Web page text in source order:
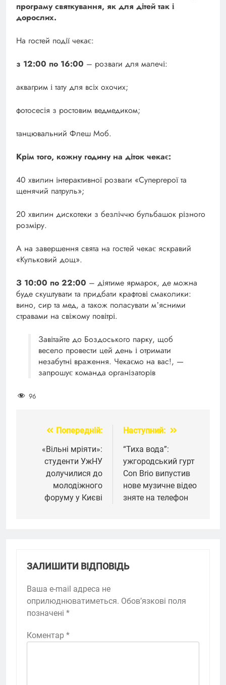
програму святкування, як для дітей так і
дорослих.
На гостей події чекає:
з 12:00 по 16:00 – розваги для малечі:
аквагрим і тату для всіх охочих;
фотосесія з ростовим ведмедиком;
танцювальний Флеш Моб.
Крім того, кожну годину на діток чекає:
40 хвилин інтерактивної розваги «Супергерої та
щенячий патруль»;
20 хвилин дискотеки з безліччю бульбашок різного
розміру.
А на завершення свята на гостей чекає яскравий
«Кульковий дощ».
З 10:00 по 22:00 – діятиме ярмарок, де можна
буде скуштувати та придбати крафтові смаколики:
вино, сир та мед, а також поласувати мʼясними
стравами на свіжому повітрі.
Завітайте до Боздоського парку, щоб
весело провести цей день і отримати
незабутні враження. Чекаємо на вас!, —
запрошує команда організаторів
96
Навігація
записів
Попередній:
«Вільні мріяти»:
студенти УжНУ
долучилися до
молодіжного
форуму у Києві
Наступний:
“Тиха вода”:
ужгородський гурт
Con Brio випустив
нове музичне відео
зняте на телефон
ЗАЛИШИТИ ВІДПОВІДЬ
Ваша e-mail адреса не
оприлюднюватиметься. Обов’язкові поля
позначені *
Коментар *